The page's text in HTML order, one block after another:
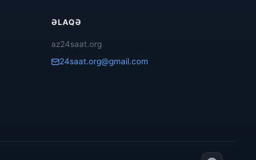
ƏLAQƏ
az24saat.org
24saat.org@gmail.com